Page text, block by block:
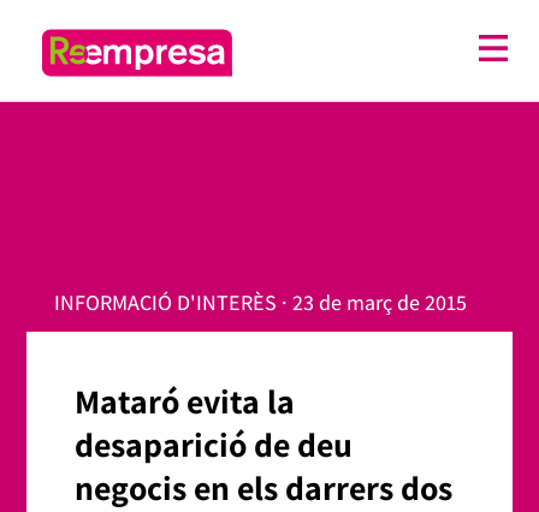
INFORMACIÓ D'INTERÈS · 23 de març de 2015
Mataró evita la
desaparició de deu
negocis en els darrers dos